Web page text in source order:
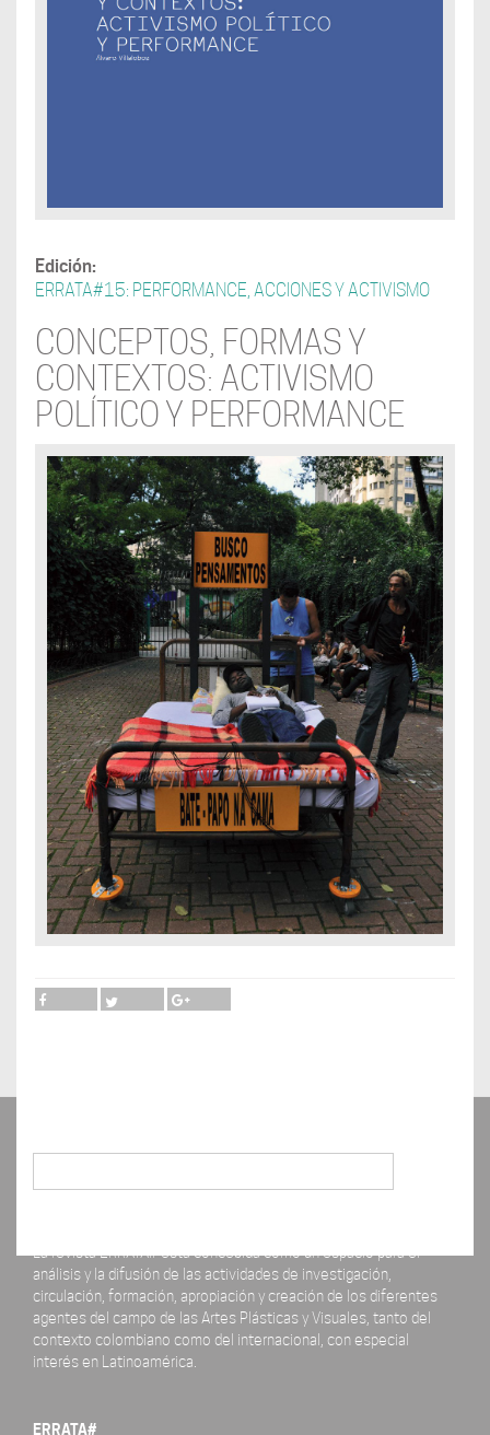
Edición:
ERRATA#15: PERFORMANCE, ACCIONES Y ACTIVISMO
CONCEPTOS, FORMAS Y
CONTEXTOS: ACTIVISMO
POLÍTICO Y PERFORMANCE
La revista ERRATA# está concebida como un espacio para el
análisis y la difusión de las actividades de investigación,
circulación, formación, apropiación y creación de los diferentes
agentes del campo de las Artes Plásticas y Visuales, tanto del
contexto colombiano como del internacional, con especial
interés en Latinoamérica.
ERRATA#